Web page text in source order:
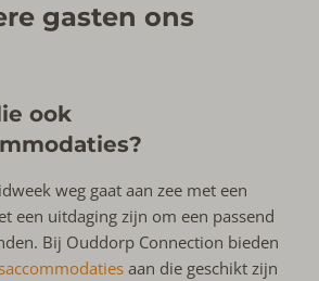
gasten ons
ook
weg gaat aan zee met een
een uitdaging zijn om een passend
Bij Ouddorp Connection bieden
aan die geschikt zijn